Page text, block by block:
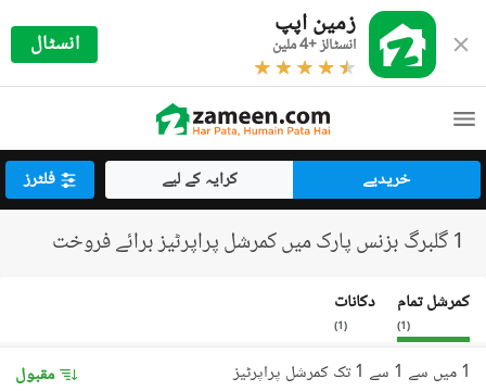
زمین اپپ
انسٹالز +4 ملین انسٹال
خریدیے کرایہ کے لیے فلٹرز
1 گلبرگ بزنس پارک میں کمرشل پراپرٹیز برائے فروخت
کمرشل تمام
(
1
)
دکانات
(
1
)
1 میں سے 1 سے 1 تک کمرشل پراپرٹیز
مقبول